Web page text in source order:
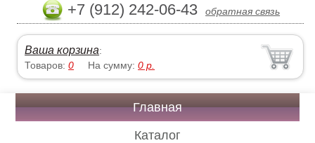
+7 (912) 242-06-43 обратная связь
Ваша корзина:
Товаров:0 На сумму:0 р.
Главная
Каталог